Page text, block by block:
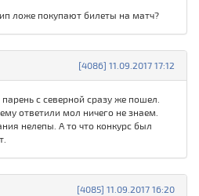
ложе покупают билеты на матч?
[4086] 11.09.2017 17:12
с северной сразу же пошел.
ответили мол ничего не знаем.
нелепы. А то что конкурс был
[4085] 11.09.2017 16:20